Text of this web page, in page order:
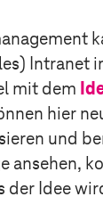
Intranet
mit dem
hier
und
ansehen,
der Idee